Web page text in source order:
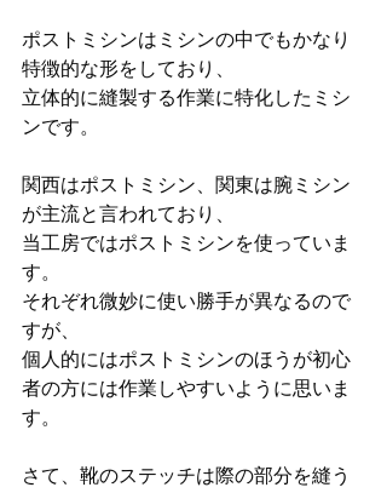
ポストミシンはミシンの中でもかなり
特徴的な形をしており、
立体的に縫製する作業に特化したミシ
ンです。
関西はポストミシン、関東は腕ミシン
が主流と言われており、
当工房ではポストミシンを使っていま
す。
それぞれ微妙に使い勝手が異なるので
すが、
個人的にはポストミシンのほうが初心
者の方には作業しやすいように思いま
す。
さて、靴のステッチは際の部分を縫う